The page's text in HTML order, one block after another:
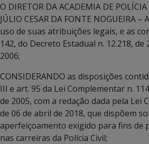
O DIRETOR DA ACADEMIA DE
JÚLIO CESAR DA FONTE NOGUEIRA –
uso de suas atribuições legais, e as
142, do Decreto Estadual n. 12.218, de
2006;
CONSIDERANDO as disposições
III e art. 95 da Lei Complementar n.
de 2005, com a redação dada pela Lei
de 06 de abril de 2018, que dispõem
aperfeiçoamento exigido para fins de
nas carreiras da Polícia Civil;